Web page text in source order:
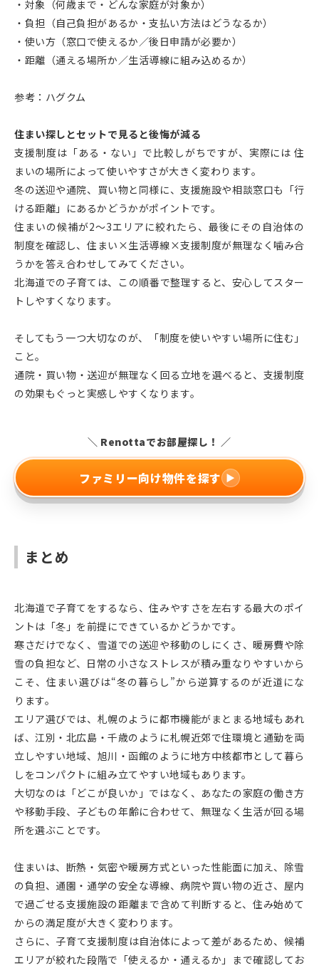
・対象（何歳まで・どんな家庭が対象か）
・負担（自己負担があるか・支払い方法はどうなるか）
・使い方（窓口で使えるか／後日申請が必要か）
・距離（通える場所か／生活導線に組み込めるか）
参考： ハグクム
住まい探しとセットで見ると後悔が減る
支援制度は「ある・ない」で比較しがちですが、実際には 住
まいの場所によって使いやすさが大きく変わります。
冬の送迎や通院、買い物と同様に、支援施設や相談窓口も「行
ける距離」にあるかどうかがポイントです。
住まいの候補が2〜3エリアに絞れたら、最後にその自治体の
制度を確認し、住まい×生活導線×支援制度が無理なく噛み合
うかを答え合わせしてみてください。
北海道での子育ては、この順番で整理すると、安心してスター
トしやすくなります。
そしてもう一つ大切なのが、「制度を使いやすい場所に住む」
こと。
通院・買い物・送迎が無理なく回る立地を選べると、支援制度
の効果もぐっと実感しやすくなります。
＼ Renottaでお部屋探し！ ／
ファミリー向け物件を探す ▶
まとめ
北海道で子育てをするなら、住みやすさを左右する最大のポイ
ントは「冬」を前提にできているかどうかです。
寒さだけでなく、雪道での送迎や移動のしにくさ、暖房費や除
雪の負担など、日常の小さなストレスが積み重なりやすいから
こそ、住まい選びは“冬の暮らし”から逆算するのが近道にな
ります。
エリア選びでは、札幌のように都市機能がまとまる地域もあれ
ば、江別・北広島・千歳のように札幌近郊で住環境と通勤を両
立しやすい地域、旭川・函館のように地方中核都市として暮ら
しをコンパクトに組み立てやすい地域もあります。
大切なのは「どこが良いか」ではなく、あなたの家庭の働き方
や移動手段、子どもの年齢に合わせて、無理なく生活が回る場
所を選ぶことです。
住まいは、断熱・気密や暖房方式といった性能面に加え、除雪
の負担、通園・通学の安全な導線、病院や買い物の近さ、屋内
で過ごせる支援施設の距離まで含めて判断すると、住み始めて
からの満足度が大きく変わります。
さらに、子育て支援制度は自治体によって差があるため、候補
エリアが絞れた段階で「使えるか・通えるか」まで確認してお